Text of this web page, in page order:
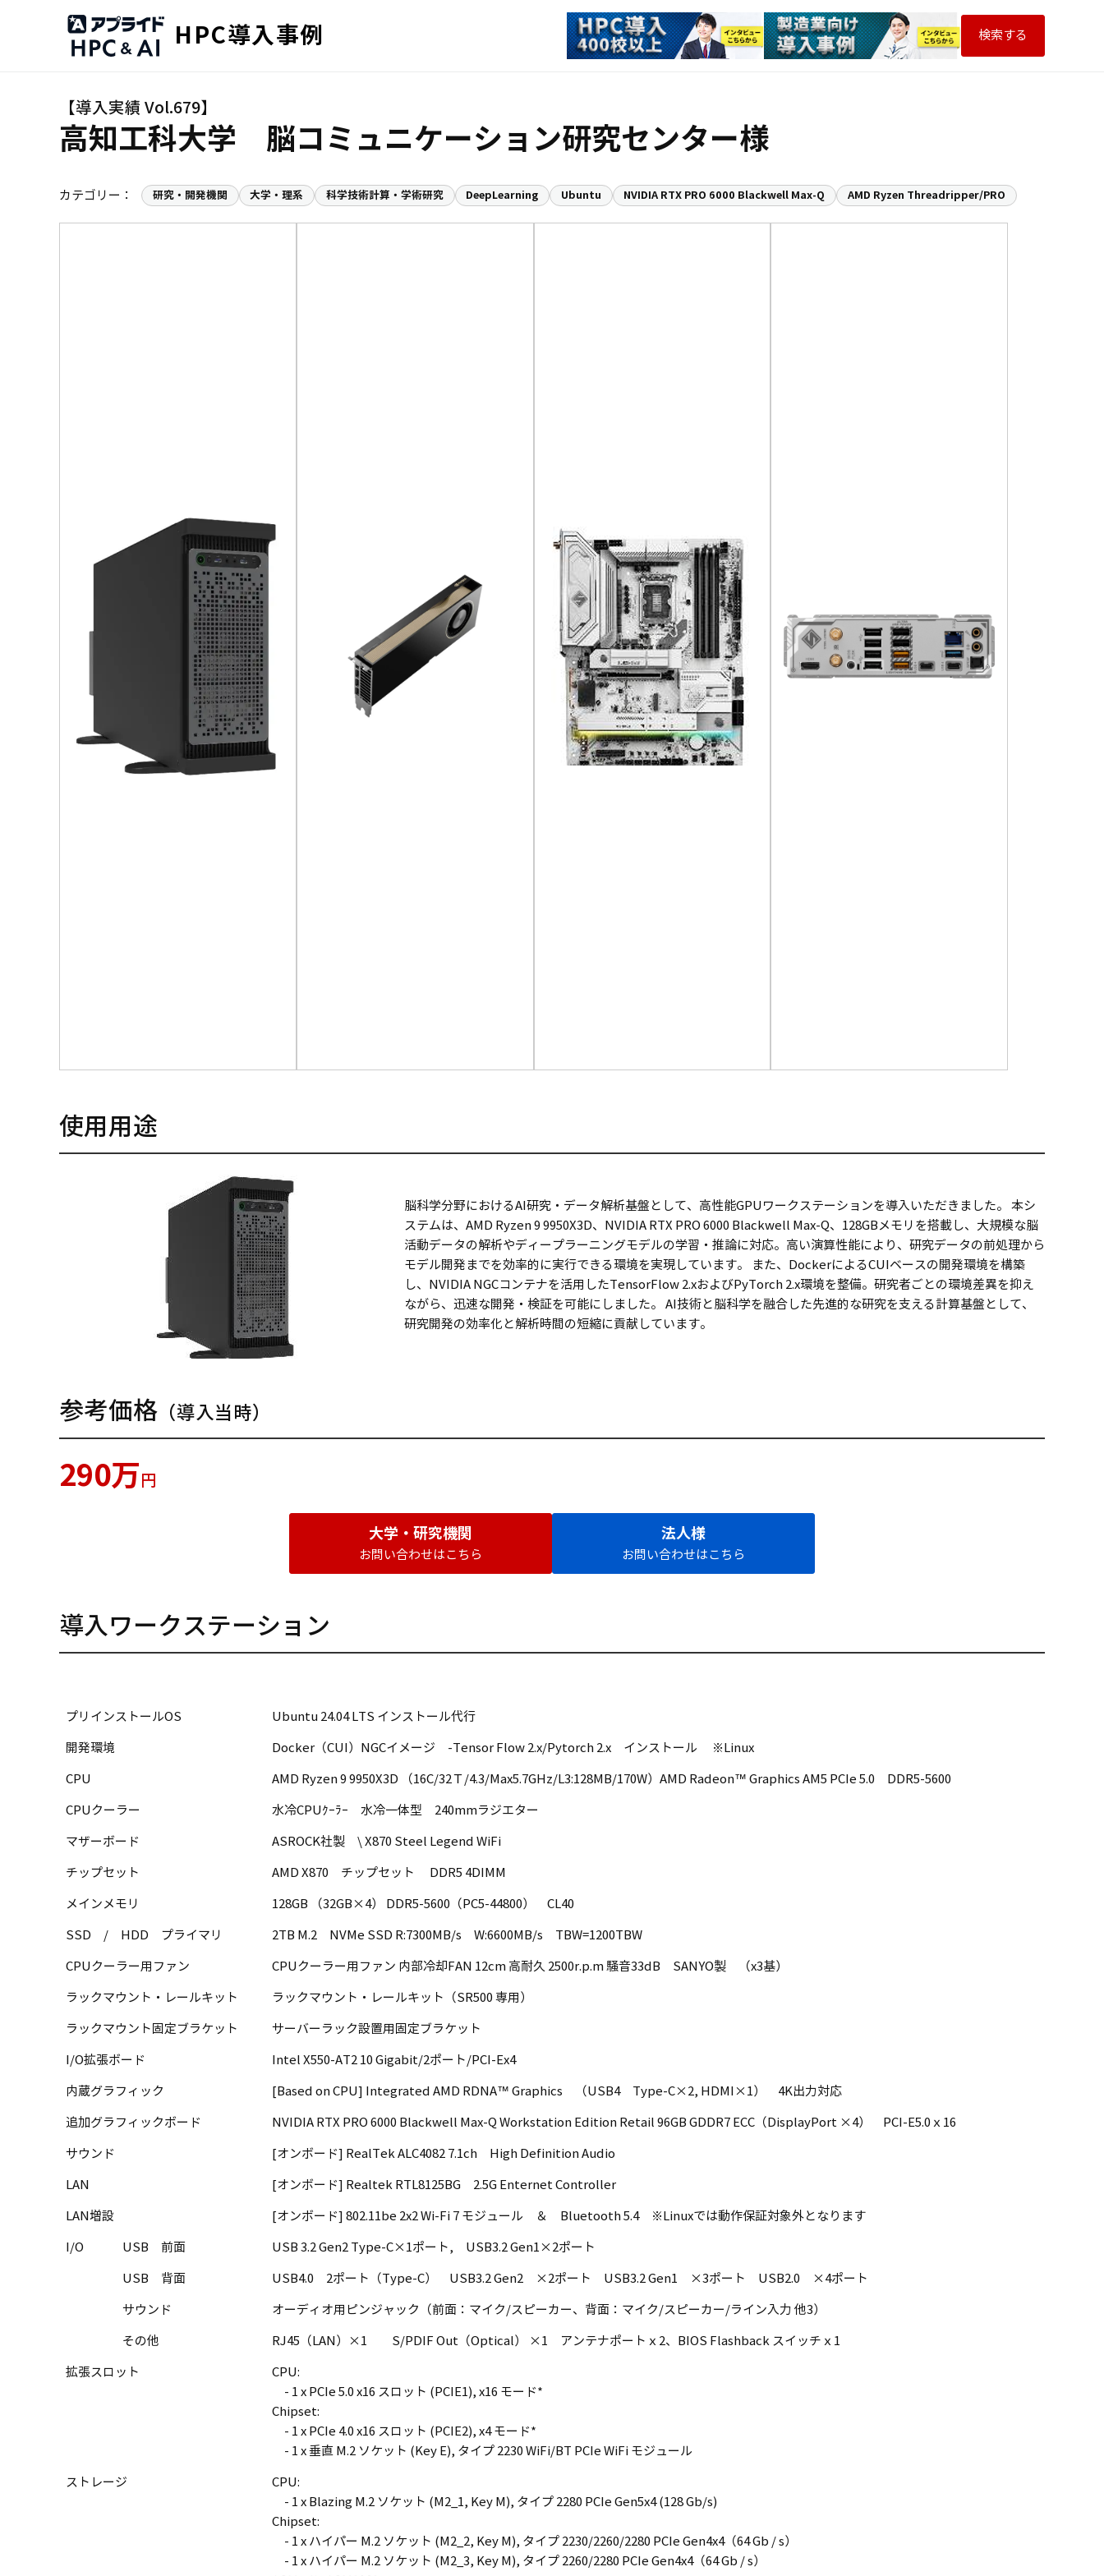
HPC導入事例 検索する
高知工科大学 脳コミュニケーション研究センター様
カテゴリー： 研究・開発機関 大学・理系 科学技術計算・学術研究 DeepLearning Ubuntu NVIDIA RTX PRO 6000 Blackwell Max-Q AMD Ryzen Threadripper/PRO
使用用途
脳科学分野におけるAI研究・データ解析基盤として、高性能GPUワークステーションを導入いただきました。 本シ
ステムは、AMD Ryzen 9 9950X3D、NVIDIA RTX PRO 6000 Blackwell Max-Q、128GBメモリを搭載し、大規模な脳
活動データの解析やディープラーニングモデルの学習・推論に対応。高い演算性能により、研究データの前処理から
モデル開発までを効率的に実行できる環境を実現しています。 また、DockerによるCUIベースの開発環境を構築
し、NVIDIA NGCコンテナを活用したTensorFlow 2.xおよびPyTorch 2.x環境を整備。研究者ごとの環境差異を抑え
ながら、迅速な開発・検証を可能にしました。 AI技術と脳科学を融合した先進的な研究を支える計算基盤として、
研究開発の効率化と解析時間の短縮に貢献しています。
参考価格 （導入当時）
290万円
大学・研究機関
お問い合わせはこちら
法人様
お問い合わせはこちら
導入ワークステーション
プリインストールOS Ubuntu 24.04 LTS インストール代行
開発環境 Docker（CUI）NGCイメージ -Tensor Flow 2.x/Pytorch 2.x インストール ※Linux
CPU AMD Ryzen 9 9950X3D （16C/32Ｔ/4.3/Max5.7GHz/L3:128MB/170W）AMD Radeon™ Graphics AM5 PCIe 5.0 DDR5-5600
CPUクーラー 水冷CPUｸｰﾗｰ 水冷一体型 240mmラジエター
マザーボード ASROCK社製 \ X870 Steel Legend WiFi
チップセット AMD X870 チップセット DDR5 4DIMM
メインメモリ 128GB （32GB×4） DDR5-5600（PC5-44800） CL40
SSD / HDD プライマリ 2TB M.2 NVMe SSD R:7300MB/s W:6600MB/s TBW=1200TBW
CPUクーラー用ファン CPUクーラー用ファン 内部冷却FAN 12cm 高耐久 2500r.p.m 騒音33dB SANYO製 （x3基）
ラックマウント・レールキット ラックマウント・レールキット（SR500 専用）
ラックマウント固定ブラケット サーバーラック設置用固定ブラケット
I/O拡張ボード Intel X550-AT2 10 Gigabit/2ポート/PCI-Ex4
内蔵グラフィック [Based on CPU] Integrated AMD RDNA™ Graphics （USB4 Type-C×2, HDMI×1） 4K出力対応
追加グラフィックボード NVIDIA RTX PRO 6000 Blackwell Max-Q Workstation Edition Retail 96GB GDDR7 ECC（DisplayPort ×4） PCI-E5.0ｘ16
サウンド [オンボード] RealTek ALC4082 7.1ch High Definition Audio
LAN [オンボード] Realtek RTL8125BG 2.5G Enternet Controller
LAN増設 [オンボード] 802.11be 2x2 Wi-Fi 7 モジュール ＆ Bluetooth 5.4 ※Linuxでは動作保証対象外となります
I/O USB 前面 USB 3.2 Gen2 Type-C×1ポート, USB3.2 Gen1×2ポート
USB 背面 USB4.0 2ポート（Type-C） USB3.2 Gen2 ×2ポート USB3.2 Gen1 ×3ポート USB2.0 ×4ポート
サウンド オーディオ用ピンジャック（前面：マイク/スピーカー、背面：マイク/スピーカー/ライン入力 他3）
その他 RJ45（LAN）×1 S/PDIF Out（Optical） ×1 アンテナポートｘ2、BIOS Flashback スイッチｘ1
拡張スロット
CPU:
- 1 x PCIe 5.0 x16 スロット (PCIE1), x16 モード*
Chipset:
- 1 x PCIe 4.0 x16 スロット (PCIE2), x4 モード*
- 1 x 垂直 M.2 ソケット (Key E), タイプ 2230 WiFi/BT PCIe WiFi モジュール
ストレージ
CPU:
- 1 x Blazing M.2 ソケット (M2_1, Key M), タイプ 2280 PCIe Gen5x4 (128 Gb/s)
Chipset:
- 1 x ハイパー M.2 ソケット (M2_2, Key M), タイプ 2230/2260/2280 PCIe Gen4x4（64 Gb / s）
- 1 x ハイパー M.2 ソケット (M2_3, Key M), タイプ 2260/2280 PCIe Gen4x4（64 Gb / s）